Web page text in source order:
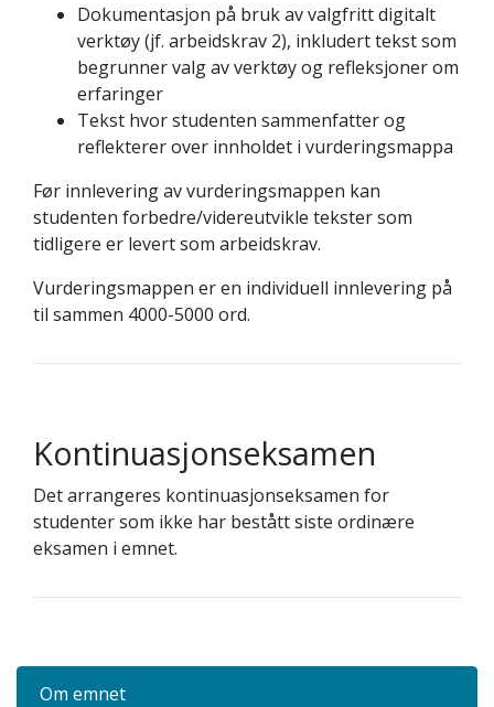
Dokumentasjon på bruk av valgfritt digitalt
verktøy (jf. arbeidskrav 2), inkludert tekst som
begrunner valg av verktøy og refleksjoner om
erfaringer
Tekst hvor studenten sammenfatter og
reflekterer over innholdet i vurderingsmappa
Før innlevering av vurderingsmappen kan
studenten forbedre/videreutvikle tekster som
tidligere er levert som arbeidskrav.
Vurderingsmappen er en individuell innlevering på
til sammen 4000-5000 ord.
Kontinuasjonseksamen
Det arrangeres kontinuasjonseksamen for
studenter som ikke har bestått siste ordinære
eksamen i emnet.
Om emnet